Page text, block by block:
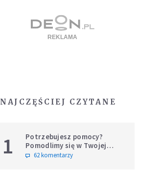
NAJCZĘŚCIEJ CZYTANE
1
Potrzebujesz pomocy?
Pomodlimy się w Twojej
intencji
62 komentarzy